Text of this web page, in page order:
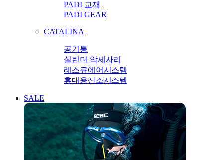
PADI 교재
PADI GEAR
CATALINA
공기통
실린더 악세사리
레스큐에어시스템
휴대용산소시스템
SALE